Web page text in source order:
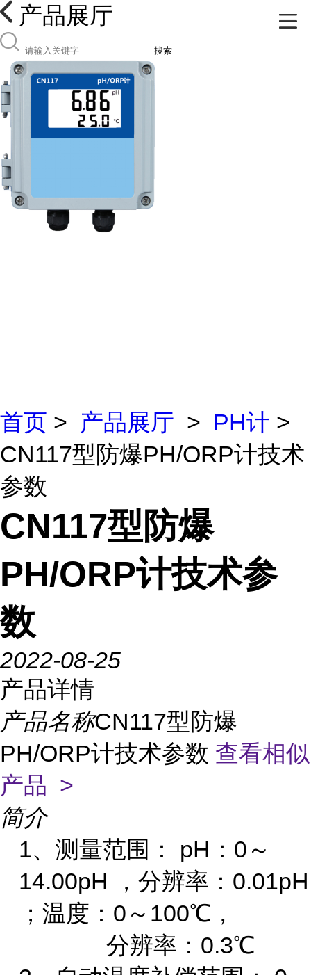
产品展厅
搜索
首页 > 产品展厅 > PH计 >
CN117型防爆PH/ORP计技术
参数
CN117型防爆
PH/ORP计技术参
数
2022-08-25
产品详情
产品名称CN117型防爆
PH/ORP计技术参数 查看相似
产品 >
简介
1、测量范围：
pH：0～
14.00pH ，分辨率：0.01pH
；温度：0～100℃，
分辨率：0.3℃